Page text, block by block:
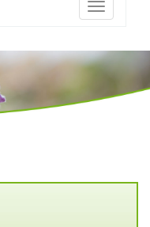
Toggle